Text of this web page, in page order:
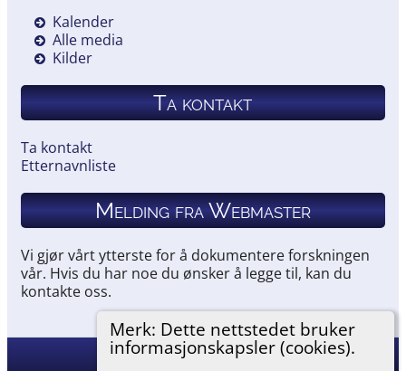
Merk: Dette nettstedet bruker
informasjonskapsler (cookies).
Kalender
Alle media
Kilder
Ta kontakt
Ta kontakt
Etternavnliste
Melding fra Webmaster
Vi gjør vårt ytterste for å dokumentere forskningen
vår. Hvis du har noe du ønsker å legge til, kan du
kontakte oss.
Hemneslekt 2026